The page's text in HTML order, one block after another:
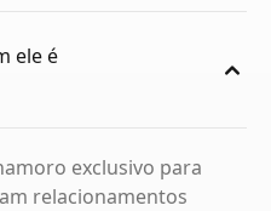
ele é
exclusivo para
relacionamentos